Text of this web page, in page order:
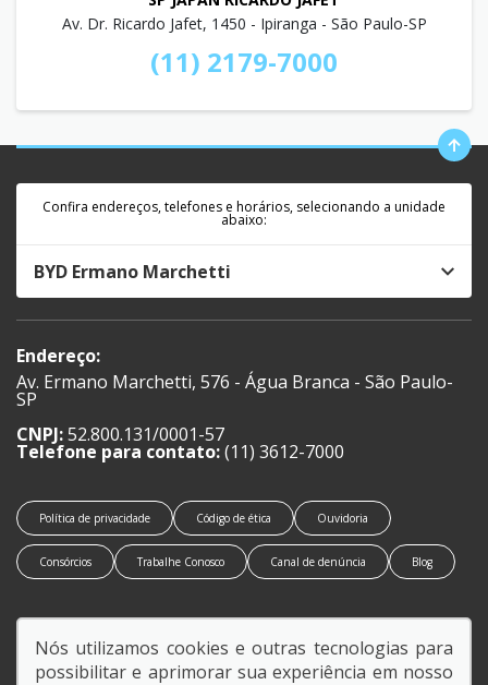
Av. Dr. Ricardo Jafet, 1450 - Ipiranga - São Paulo-SP
(11) 2179-7000
Confira endereços, telefones e horários, selecionando a unidade
abaixo:
BYD Ermano Marchetti
Endereço:
Av. Ermano Marchetti, 576 - Água Branca - São Paulo-
SP
CNPJ:52.800.131/0001-57
Telefone para contato:(11) 3612-7000
Política de privacidade Código de ética Ouvidoria
Consórcios Trabalhe Conosco Canal de denúncia Blog
SIGA-NOS:
Nós utilizamos cookies e outras tecnologias para
possibilitar e aprimorar sua experiência em nosso